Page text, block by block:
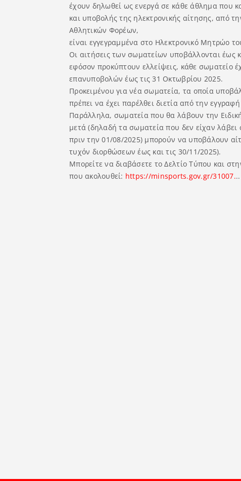
έχουν δηλωθεί ως ενεργά σε κάθε άθλημα που
και υποβολής της ηλεκτρονικής αίτησης, από
Αθλητικών Φορέων,
είναι εγγεγραμμένα στο Ηλεκτρονικό Μητρώο
Οι αιτήσεις των σωματείων υποβάλλονται έως
εφόσον προκύπτουν ελλείψεις, κάθε σωματείο
επανυποβολών έως τις 31 Οκτωβρίου 2025.
Προκειμένου για νέα σωματεία, τα οποία
πρέπει να έχει παρέλθει διετία από την
Παράλληλα, σωματεία που θα λάβουν την
μετά (δηλαδή τα σωματεία που δεν είχαν
πριν την 01/08/2025) μπορούν να υποβάλουν
τυχόν διορθώσεων έως και τις 30/11/2025).
Μπορείτε να διαβάσετε το Δελτίο Τύπου και
που ακολουθεί: https://minsports.gov.gr/31007...